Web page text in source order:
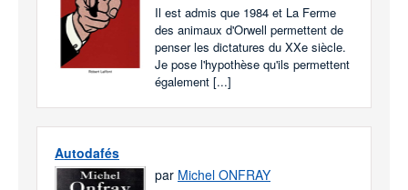
Il est admis que 1984 et La Ferme
des animaux d'Orwell permettent de
penser les dictatures du XXe siècle.
Je pose l'hypothèse qu'ils permettent
également [...]
Autodafés
par Michel ONFRAY